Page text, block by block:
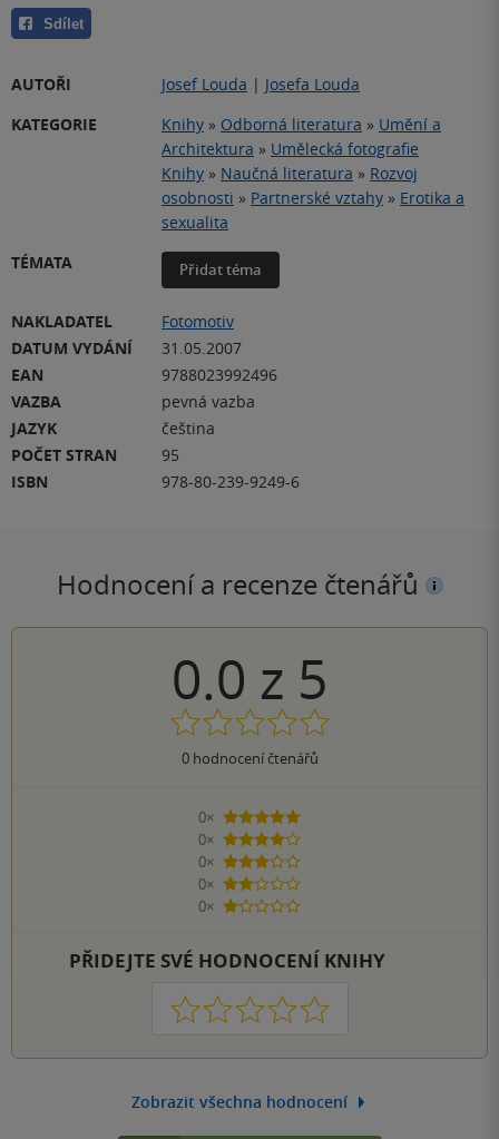
Sdílet
AUTOŘI Josef Louda | Josefa Louda
KATEGORIE
Knihy » Odborná literatura » Umění a
Architektura » Umělecká fotografie
Knihy » Naučná literatura » Rozvoj
osobnosti » Partnerské vztahy » Erotika a
sexualita
TÉMATA
Přidat téma
NAKLADATEL
Fotomotiv
DATUM VYDÁNÍ
31.05.2007
EAN
9788023992496
VAZBA
pevná vazba
JAZYK
čeština
POČET STRAN
95
ISBN
978-80-239-9249-6
Hodnocení a recenze čtenářů
0.0 z 5
0hodnocení čtenářů
0×
5 hvězdiček
0×
4 hvězdičky
0×
3 hvězdičky
0×
2 hvězdičky
0×
1 hvezdička
PŘIDEJTE SVÉ HODNOCENÍ KNIHY
1 2 3 4 5
Zobrazit všechna hodnocení